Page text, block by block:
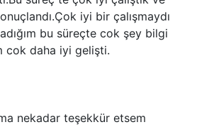
iyi bir çalışmaydı
bu süreçte cok şey bilgi
cok daha iyi gelişti.
nekadar teşekkür etsem